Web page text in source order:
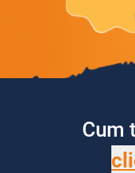
Cum